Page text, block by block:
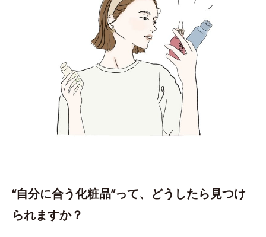
“自分に合う化粧品”って、どうしたら見つけ
られますか？